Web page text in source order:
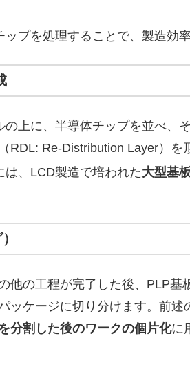
プを処理することで、製造効率
の上に、半導体チップを並べ、
RDL: Re-Distribution Layer）を
は、LCD製造で培われた大型基
他の工程が完了した後、PLP基
ッケージに切り分けます。前述
分割した後のワークの個片化に